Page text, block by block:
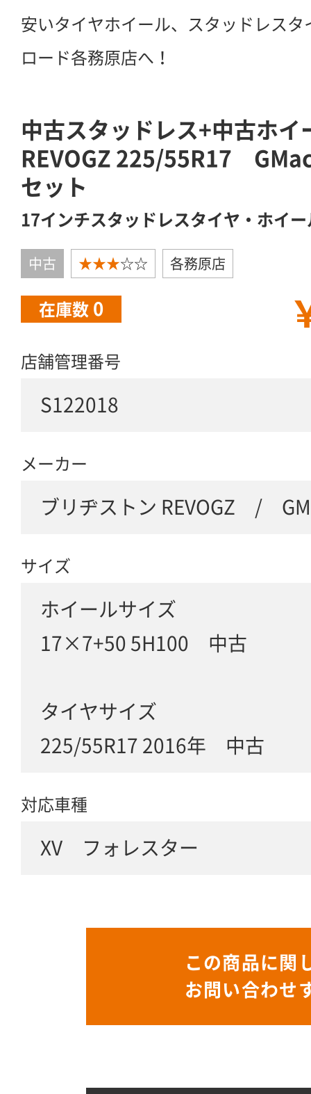
安いタイヤホイール、スタッドレス
ロード各務原店へ！
中古スタッドレス+中古ホイ
REVOGZ 225/55R17
セット
17インチスタッドレスタイヤ・ホイ
中古 ★★★☆☆ 各務原店
在庫数 0
店舗管理番号
S122018
メーカー
ブリヂストン REVOGZ /
サイズ
ホイールサイズ
17×7+50 5H100 中古
タイヤサイズ
225/55R17 2016年 中古
対応車種
XV フォレスター
この商品に関
お問い合わせ